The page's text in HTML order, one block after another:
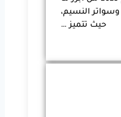
النسيم،
حيث تتميز …